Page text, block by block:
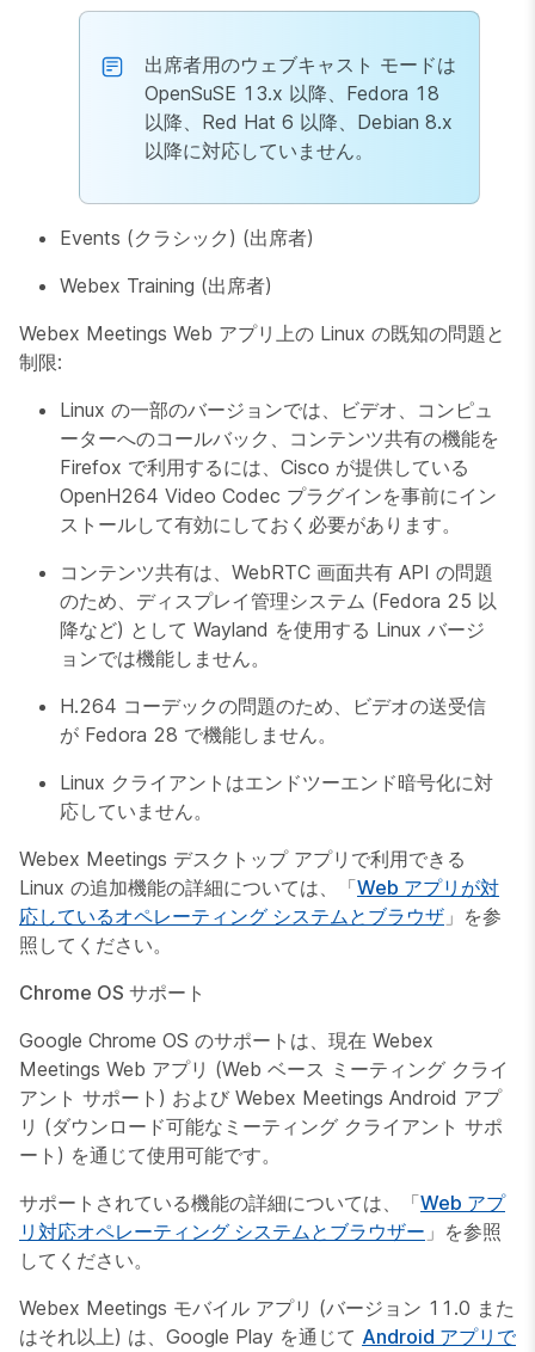
出席者用のウェブキャスト モードは
OpenSuSE 13.x 以降、Fedora 18
以降、Red Hat 6 以降、Debian 8.x
以降に対応していません。
Events (クラシック) (出席者)
Webex Training (出席者)
Webex Meetings Web アプリ上の Linux の既知の問題と
制限:
Linux の一部のバージョンでは、ビデオ、コンピュ
ーターへのコールバック、コンテンツ共有の機能を
Firefox で利用するには、Cisco が提供している
OpenH264 Video Codec プラグインを事前にイン
ストールして有効にしておく必要があります。
コンテンツ共有は、WebRTC 画面共有 API の問題
のため、ディスプレイ管理システム (Fedora 25 以
降など) として Wayland を使用する Linux バージ
ョンでは機能しません。
H.264 コーデックの問題のため、ビデオの送受信
が Fedora 28 で機能しません。
Linux クライアントはエンドツーエンド暗号化に対
応していません。
Webex Meetings デスクトップ アプリで利用できる
Linux の追加機能の詳細については、「Web アプリが対
応しているオペレーティング システムとブラウザ 」を参
照してください。
Chrome OS サポート
Google Chrome OS のサポートは、現在 Webex
Meetings Web アプリ (Web ベース ミーティング クライ
アント サポート) および Webex Meetings Android アプ
リ (ダウンロード可能なミーティング クライアント サポ
ート) を通じて使用可能です。
サポートされている機能の詳細については、「Web アプ
リ対応オペレーティング システムとブラウザー 」を参照
してください。
Webex Meetings モバイル アプリ (バージョン 11.0 また
はそれ以上) は、Google Play を通じて Android アプリで